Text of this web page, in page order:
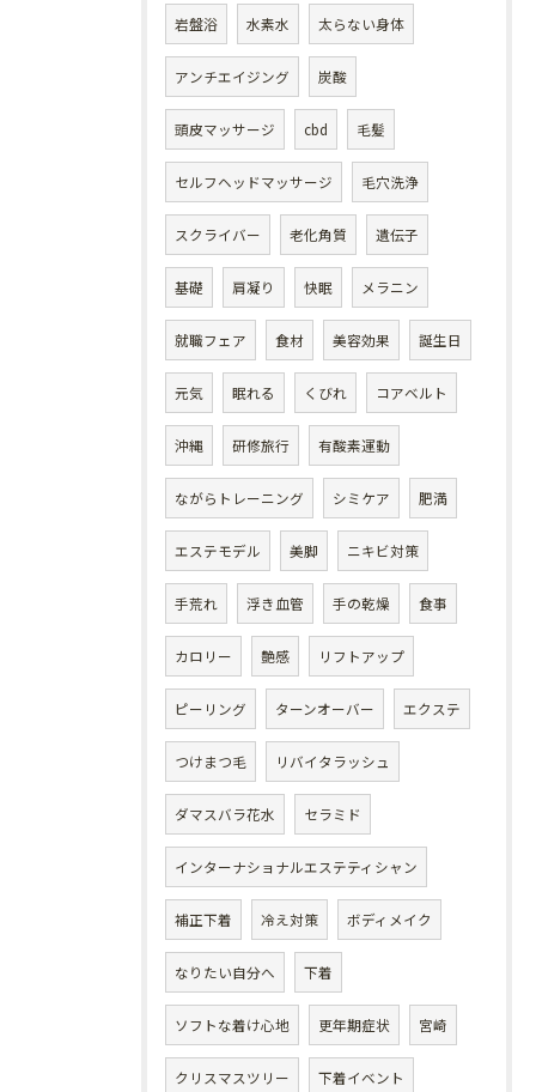
岩盤浴 水素水 太らない身体
アンチエイジング 炭酸
頭皮マッサージ cbd 毛髪
セルフヘッドマッサージ 毛穴洗浄
スクライバー 老化角質 遺伝子
基礎 肩凝り 快眠 メラニン
就職フェア 食材 美容効果 誕生日
元気 眠れる くびれ コアベルト
沖縄 研修旅行 有酸素運動
ながらトレーニング シミケア 肥満
エステモデル 美脚 ニキビ対策
手荒れ 浮き血管 手の乾燥 食事
カロリー 艶感 リフトアップ
ピーリング ターンオーバー エクステ
つけまつ毛 リバイタラッシュ
ダマスバラ花水 セラミド
インターナショナルエステティシャン
補正下着 冷え対策 ボディメイク
なりたい自分へ 下着
ソフトな着け心地 更年期症状 宮崎
クリスマスツリー 下着イベント